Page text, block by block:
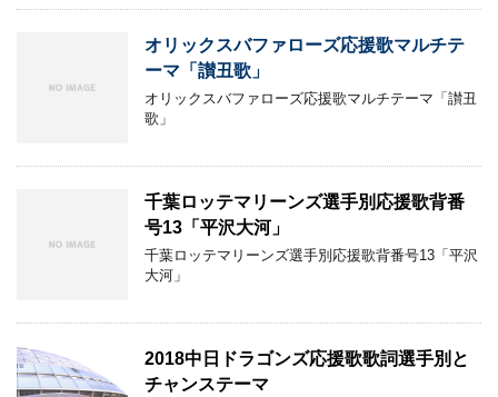
オリックスバファローズ応援歌マルチテ
ーマ「讃丑歌」
オリックスバファローズ応援歌マルチテーマ「讃丑
歌」
千葉ロッテマリーンズ選手別応援歌背番
号13「平沢大河」
千葉ロッテマリーンズ選手別応援歌背番号13「平沢
大河」
2018中日ドラゴンズ応援歌歌詞選手別と
チャンステーマ